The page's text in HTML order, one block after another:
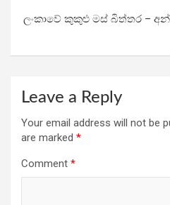
o
k
p
p
m
ලංකාවේ කුකුළු මස් බිත්තර –
Leave a Reply
Your email address will not be
are marked *
Comment *